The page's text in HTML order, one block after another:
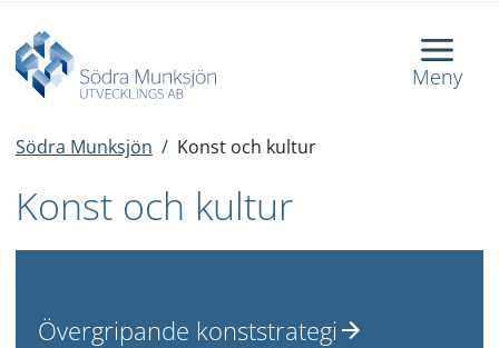
Meny
Södra Munksjön / Konst och kultur
Konst och kultur
Övergripande konststrategi